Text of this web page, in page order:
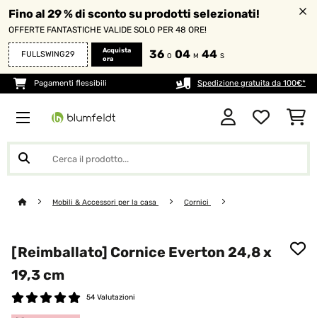
Fino al 29 % di sconto su prodotti selezionati!
OFFERTE FANTASTICHE VALIDE SOLO PER 48 ORE!
FULLSWING29
Acquista
ora
36 O 04 M 43 S
Pagamenti flessibili Spedizione gratuita da 100€*
Mobili & Accessori per la casa Cornici
[Reimballato] Cornice Everton 24,8 x
19,3 cm
54 Valutazioni